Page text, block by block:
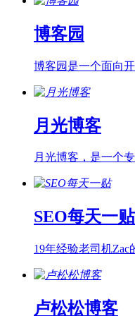
博客园
博客园是一个面向
月光博客
月光博客，是一个
SEO每天一贴
19年经验老司机Zac
卢松松博客